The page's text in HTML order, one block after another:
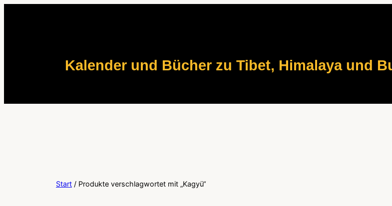
Kalender und Bücher zu Tibet, Himalaya und
Start / Produkte verschlagwortet mit „Kagyü“